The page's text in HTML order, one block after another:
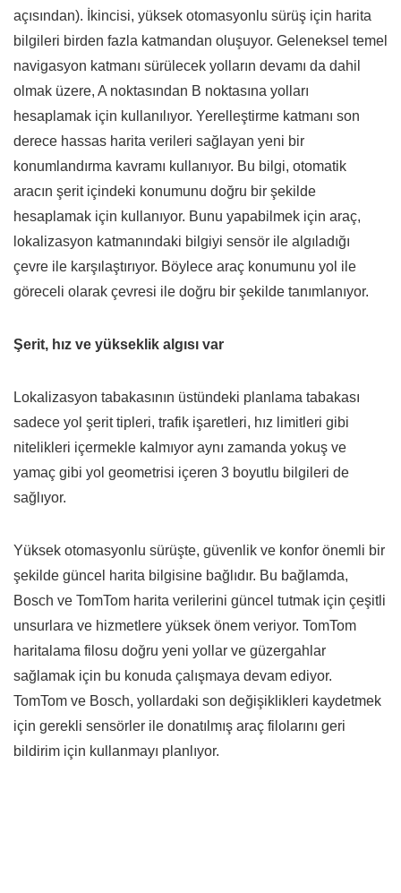
açısından). İkincisi, yüksek otomasyonlu sürüş için harita
bilgileri birden fazla katmandan oluşuyor. Geleneksel temel
navigasyon katmanı sürülecek yolların devamı da dahil
olmak üzere, A noktasından B noktasına yolları
hesaplamak için kullanılıyor. Yerelleştirme katmanı son
derece hassas harita verileri sağlayan yeni bir
konumlandırma kavramı kullanıyor. Bu bilgi, otomatik
aracın şerit içindeki konumunu doğru bir şekilde
hesaplamak için kullanıyor. Bunu yapabilmek için araç,
lokalizasyon katmanındaki bilgiyi sensör ile algıladığı
çevre ile karşılaştırıyor. Böylece araç konumunu yol ile
göreceli olarak çevresi ile doğru bir şekilde tanımlanıyor.
Şerit, hız ve yükseklik algısı var
Lokalizasyon tabakasının üstündeki planlama tabakası
sadece yol şerit tipleri, trafik işaretleri, hız limitleri gibi
nitelikleri içermekle kalmıyor aynı zamanda yokuş ve
yamaç gibi yol geometrisi içeren 3 boyutlu bilgileri de
sağlıyor.
Yüksek otomasyonlu sürüşte, güvenlik ve konfor önemli bir
şekilde güncel harita bilgisine bağlıdır. Bu bağlamda,
Bosch ve TomTom harita verilerini güncel tutmak için çeşitli
unsurlara ve hizmetlere yüksek önem veriyor. TomTom
haritalama filosu doğru yeni yollar ve güzergahlar
sağlamak için bu konuda çalışmaya devam ediyor.
TomTom ve Bosch, yollardaki son değişiklikleri kaydetmek
için gerekli sensörler ile donatılmış araç filolarını geri
bildirim için kullanmayı planlıyor.